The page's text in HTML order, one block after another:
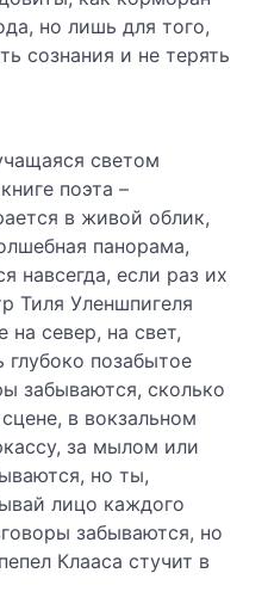
но лишь для того,
сознания и не терять
светом
поэта –
в живой облик,
панорама,
навсегда, если раз их
Тиля Уленшпигеля
на север, на свет,
позабытое
забываются, сколько
в вокзальном
за мылом или
но ты,
лицо каждого
забываются, но
Клааса стучит в